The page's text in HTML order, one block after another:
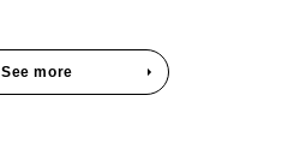
See more